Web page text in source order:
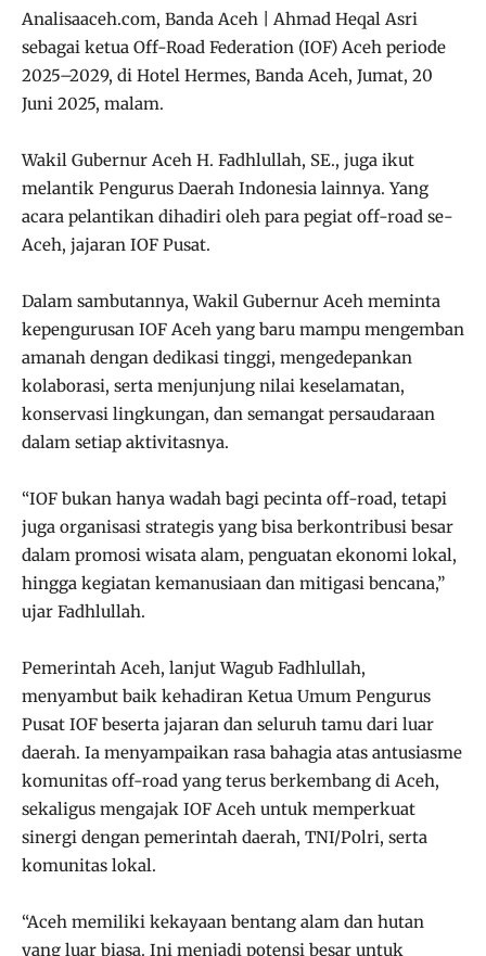
Analisaaceh.com, Banda Aceh | Ahmad Heqal Asri
sebagai ketua Off-Road Federation (IOF) Aceh periode
2025–2029, di Hotel Hermes, Banda Aceh, Jumat, 20
Juni 2025, malam.
Wakil Gubernur Aceh H. Fadhlullah, SE., juga ikut
melantik Pengurus Daerah Indonesia lainnya. Yang
acara pelantikan dihadiri oleh para pegiat off-road se-
Aceh, jajaran IOF Pusat.
Dalam sambutannya, Wakil Gubernur Aceh meminta
kepengurusan IOF Aceh yang baru mampu mengemban
amanah dengan dedikasi tinggi, mengedepankan
kolaborasi, serta menjunjung nilai keselamatan,
konservasi lingkungan, dan semangat persaudaraan
dalam setiap aktivitasnya.
“IOF bukan hanya wadah bagi pecinta off-road, tetapi
juga organisasi strategis yang bisa berkontribusi besar
dalam promosi wisata alam, penguatan ekonomi lokal,
hingga kegiatan kemanusiaan dan mitigasi bencana,”
ujar Fadhlullah.
Pemerintah Aceh, lanjut Wagub Fadhlullah,
menyambut baik kehadiran Ketua Umum Pengurus
Pusat IOF beserta jajaran dan seluruh tamu dari luar
daerah. Ia menyampaikan rasa bahagia atas antusiasme
komunitas off-road yang terus berkembang di Aceh,
sekaligus mengajak IOF Aceh untuk memperkuat
sinergi dengan pemerintah daerah, TNI/Polri, serta
komunitas lokal.
“Aceh memiliki kekayaan bentang alam dan hutan
yang luar biasa. Ini menjadi potensi besar untuk